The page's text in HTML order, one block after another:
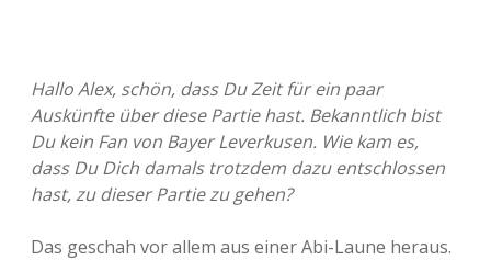
Hallo Alex, schön, dass Du Zeit für ein paar
Auskünfte über diese Partie hast. Bekanntlich bist
Du kein Fan von Bayer Leverkusen. Wie kam es,
dass Du Dich damals trotzdem dazu entschlossen
hast, zu dieser Partie zu gehen?
Das geschah vor allem aus einer Abi-Laune heraus.